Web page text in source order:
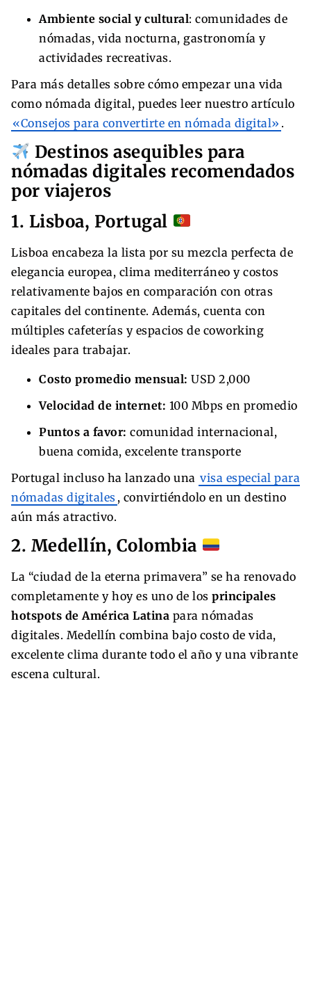
Ambiente social y cultural: comunidades de
nómadas, vida nocturna, gastronomía y
actividades recreativas.
Para más detalles sobre cómo empezar una vida
como nómada digital, puedes leer nuestro artículo
«Consejos para convertirte en nómada digital» .
Destinos asequibles para
nómadas digitales recomendados
por viajeros
1. Lisboa, Portugal
Lisboa encabeza la lista por su mezcla perfecta de
elegancia europea, clima mediterráneo y costos
relativamente bajos en comparación con otras
capitales del continente. Además, cuenta con
múltiples cafeterías y espacios de coworking
ideales para trabajar.
Costo promedio mensual: USD 2,000
Velocidad de internet: 100 Mbps en promedio
Puntos a favor: comunidad internacional,
buena comida, excelente transporte
Portugal incluso ha lanzado una visa especial para
nómadas digitales , convirtiéndolo en un destino
aún más atractivo.
2. Medellín, Colombia
La “ciudad de la eterna primavera” se ha renovado
completamente y hoy es uno de los principales
hotspots de América Latina para nómadas
digitales. Medellín combina bajo costo de vida,
excelente clima durante todo el año y una vibrante
escena cultural.